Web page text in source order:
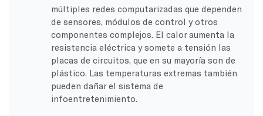
múltiples redes computarizadas que dependen
de sensores, módulos de control y otros
componentes complejos. El calor aumenta la
resistencia eléctrica y somete a tensión las
placas de circuitos, que en su mayoría son de
plástico. Las temperaturas extremas también
pueden dañar el sistema de
infoentretenimiento.